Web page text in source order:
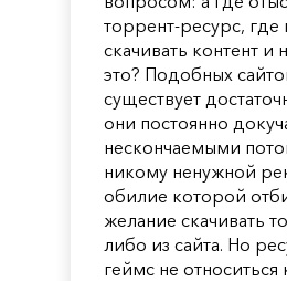
торрент-ресурс,
скачивать контент и
это? Подобных
существует
они постоянно
нескончаемыми
никому ненужной
обилие которой
желание скачивать
либо из сайта. Но
геймс не относиться